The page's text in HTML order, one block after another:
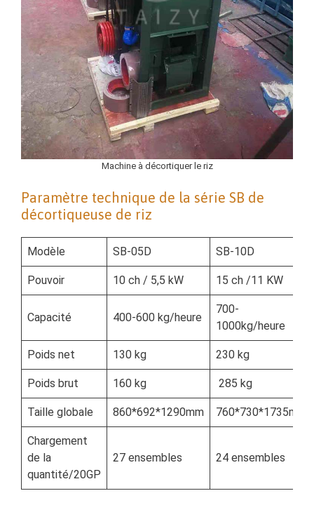
Machine à décortiquer le riz
Paramètre technique de la série SB de
décortiqueuse de riz
Modèle SB-05D SB-10D
Pouvoir 10 ch / 5,5 kW 15 ch /11 KW
Capacité 400-600 kg/heure
700-
1000kg/heure
Poids net 130 kg 230 kg
Poids brut 160 kg 285 kg
Taille globale 860*692*1290mm 760*730*1735mm
Chargement
de la
quantité/20GP
27 ensembles 24 ensembles